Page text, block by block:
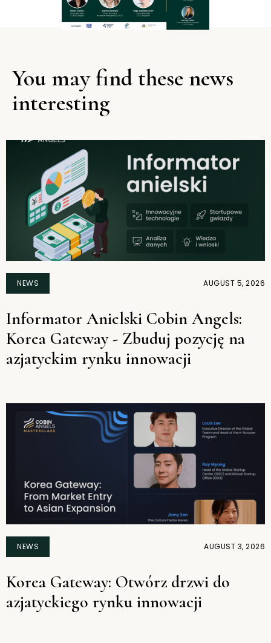
NEWS AUGUST 5, 2026
Informator Anielski Cobin Angels:
Korea Gateway - Zbuduj pozycję na
azjatyckim rynku innowacji
NEWS AUGUST 3, 2026
Korea Gateway: Otwórz drzwi do
azjatyckiego rynku innowacji
You may find these news
interesting